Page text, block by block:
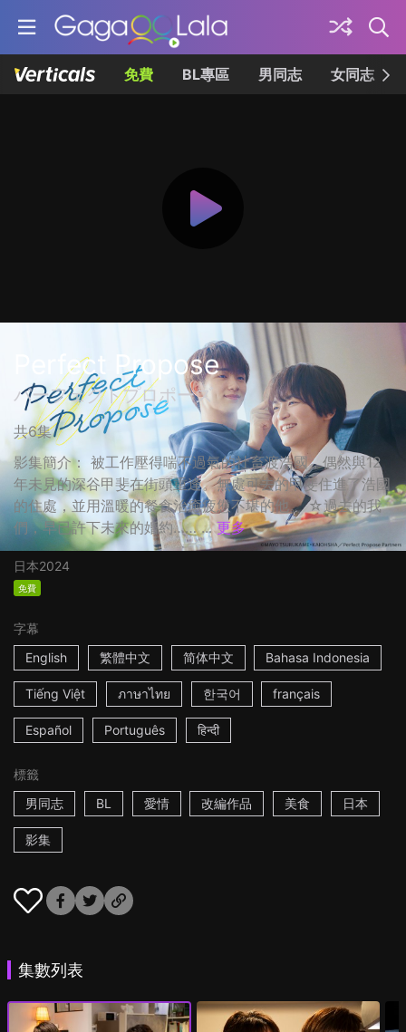
免費 BL專區 男同志 女同志
Perfect Propose
パーフェクトプロポーズ
共6集
影集簡介： 被工作壓得喘不過氣的社畜渡浩國，偶然與12
年未見的深谷甲斐在街頭重逢。無處可去的甲斐住進了浩國
的住處，並用溫暖的餐食治癒疲憊不堪的他。 ☆過去的我
們，早已許下未來的婚約…… ... 更多
日本2024
免費
字幕
English
繁體中文 简体中文 Bahasa Indonesia
Tiếng Việt ภาษาไทย 한국어 français
Español Português हिन्दी
標籤
男同志
BL 愛情 改編作品 美食 日本
影集
集數列表